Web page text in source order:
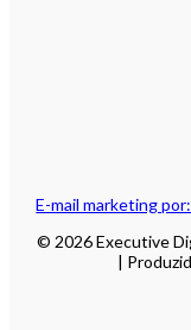
E-mail marketing por:
© 2026 Executive
|